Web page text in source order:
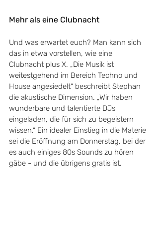
Mehr als eine Clubnacht
Und was erwartet euch? Man kann sich
das in etwa vorstellen, wie eine
Clubnacht plus X. „Die Musik ist
weitestgehend im Bereich Techno und
House angesiedelt“ beschreibt Stephan
die akustische Dimension. „Wir haben
wunderbare und talentierte DJs
eingeladen, die für sich zu begeistern
wissen.“ Ein idealer Einstieg in die Materie
sei die Eröffnung am Donnerstag, bei der
es auch einiges 80s Sounds zu hören
gäbe - und die übrigens gratis ist.